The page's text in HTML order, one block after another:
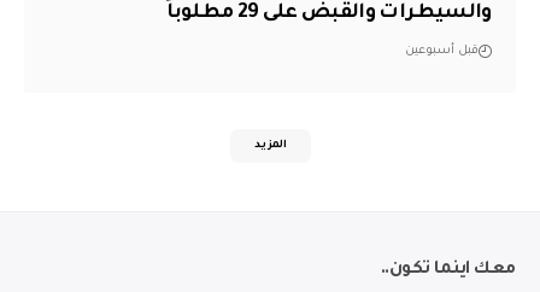
والسيطرات والقبض على 29 مطلوباً
قبل أسبوعين
المزيد
معك اينما تكون..